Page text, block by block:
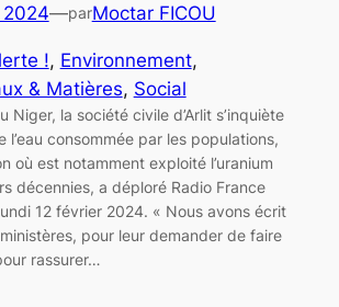
2024—parMoctar FICOU
!, Environnement
& Matières, Social
Niger, la société civile d’Arlit s’inquiète
l’eau consommée par les populations,
où est notamment exploité l’uranium
décennies, a déploré Radio France
12 février 2024. « Nous avons écrit
pour leur demander de faire
rassurer…